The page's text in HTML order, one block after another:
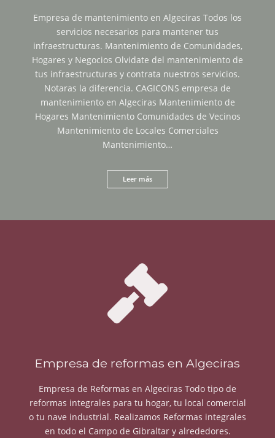
Empresa de mantenimiento en Algeciras Todos los
servicios necesarios para mantener tus
infraestructuras. Mantenimiento de Comunidades,
Hogares y Negocios Olvidate del mantenimiento de
tus infraestructuras y contrata nuestros servicios.
Notaras la diferencia. CAGICONS empresa de
mantenimiento en Algeciras Mantenimiento de
Hogares Mantenimiento Comunidades de Vecinos
Mantenimiento de Locales Comerciales
Mantenimiento…
Leer más
Empresa de reformas en Algeciras
Empresa de Reformas en Algeciras Todo tipo de
reformas integrales para tu hogar, tu local comercial
o tu nave industrial. Realizamos Reformas integrales
en todo el Campo de Gibraltar y alrededores.